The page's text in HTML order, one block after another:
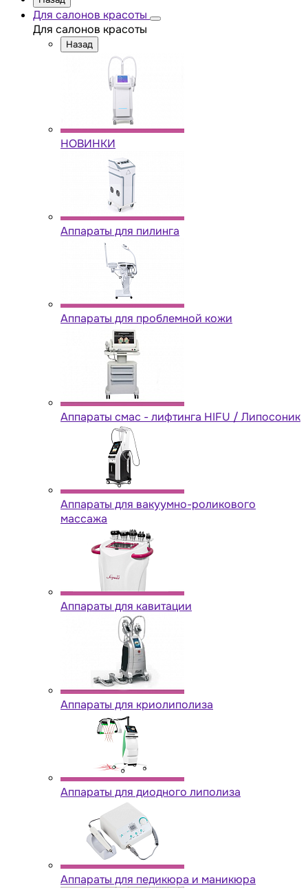
Для салонов красоты
Для салонов красоты
Назад
НОВИНКИ
Аппараты для пилинга
Аппараты для проблемной кожи
Аппараты cмас - лифтинга HIFU / Липосоник
Аппараты для вакуумно-роликового
массажа
Аппараты для кавитации
Аппараты для криолиполиза
Аппараты для диодного липолиза
Аппараты для педикюра и маникюра